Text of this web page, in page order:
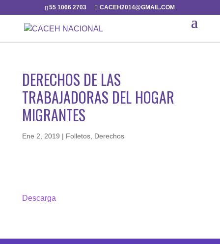
55 1066 2703 CACEH2014@GMAIL.COM
DERECHOS DE LAS
TRABAJADORAS DEL HOGAR
MIGRANTES
Ene 2, 2019 | Folletos, Derechos
Descarga